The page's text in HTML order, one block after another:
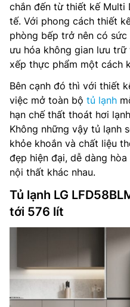
chắn đến từ thiết kế Multi
tế. Với phong cách thiết
phòng bếp trở nên có
ưu hóa không gian lưu
xếp thực phẩm một cách
Bên cạnh đó thì với thiết
việc mở toàn bộ tủ lạnh
hạn chế thất thoát hơi
Không những vậy tủ lạnh
khỏe khoắn và chất liệu
đẹp hiện đại, dễ dàng
nội thất khác nhau.
Tủ lạnh LG
tới 576 lít